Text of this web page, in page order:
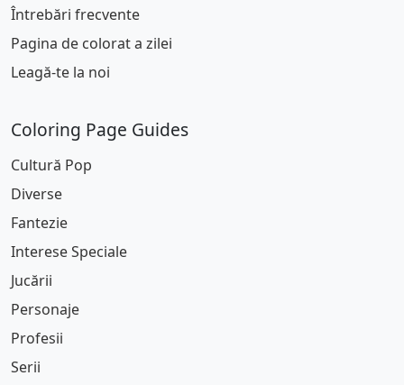
Întrebări frecvente
Pagina de colorat a zilei
Leagă-te la noi
Coloring Page Guides
Cultură Pop
Diverse
Fantezie
Interese Speciale
Jucării
Personaje
Profesii
Serii